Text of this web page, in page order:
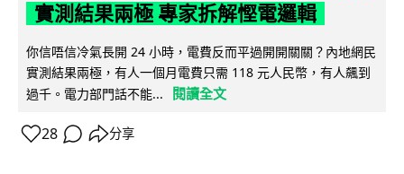
實測結果兩極 專家拆解慳電邏輯
你信唔信冷氣長開 24 小時，電費反而平過開開關關？內地網民
實測結果兩極，有人一個月電費只需 118 元人民幣，有人飆到
過千。電力部門話不能...
閱讀全文
28 分享